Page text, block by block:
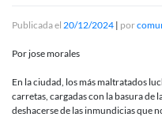
Publicada el 20/12/2024 | por
Por jose morales
En la ciudad, los más maltratados
carretas, cargadas con la basura de
deshacerse de las inmundicias que